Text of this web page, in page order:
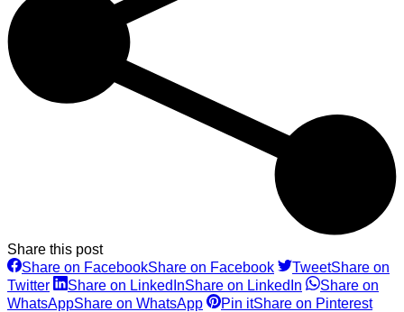
Share this post
Share on FacebookShare on Facebook TweetShare on
Twitter
Share on LinkedInShare on LinkedIn
Share on
WhatsAppShare on WhatsApp Pin itShare on Pinterest